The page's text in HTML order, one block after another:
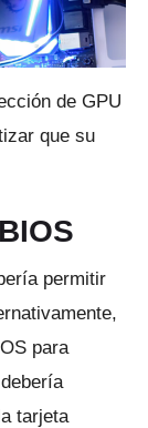
de GPU
que su
permitir
para
tarjeta